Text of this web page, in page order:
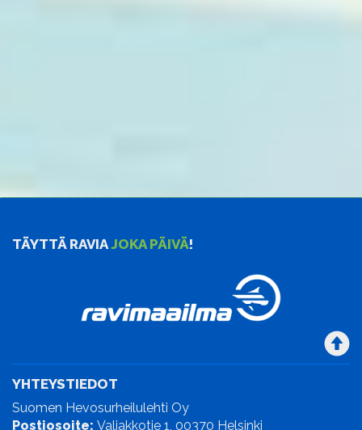
TÄYTTÄ RAVIAJOKA PÄIVÄ!
YHTEYSTIEDOT
Suomen Hevosurheilulehti Oy
Postiosoite: Valjakkotie 1, 00370 Helsinki